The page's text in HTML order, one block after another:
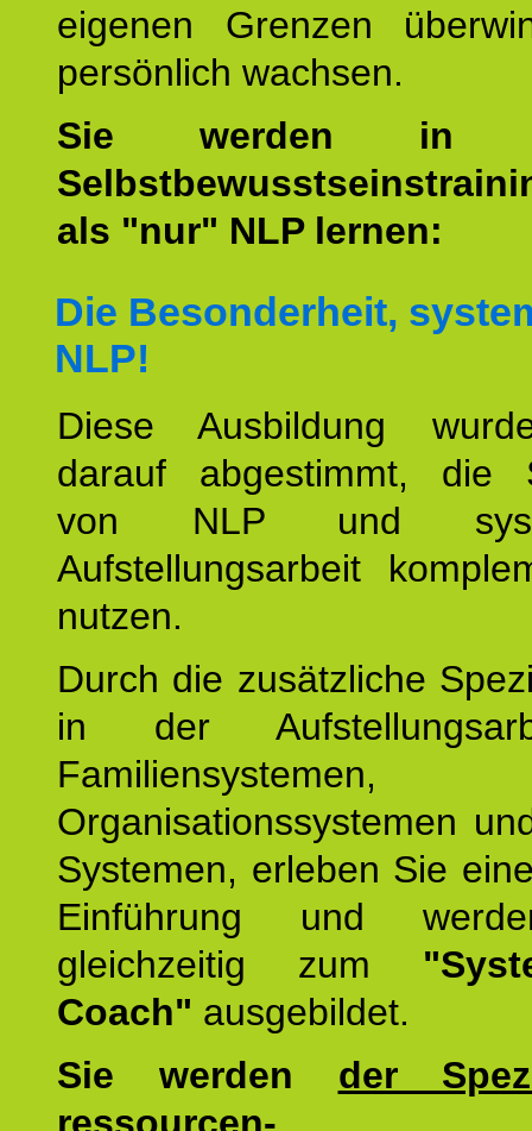
eigenen Grenzen
persönlich wachsen.
Sie werden
als "nur" NLP lernen:
Die Besonderheit,
NLP!
Diese Ausbildung
darauf abgestimmt, die
von NLP und
Aufstellungsarbeit
nutzen.
Durch die zusätzliche
in der
Familiensystemen,
Organisationssystemen
Systemen, erleben Sie
Einführung und
gleichzeitig zum
Coach" ausgebildet.
Sie werden der